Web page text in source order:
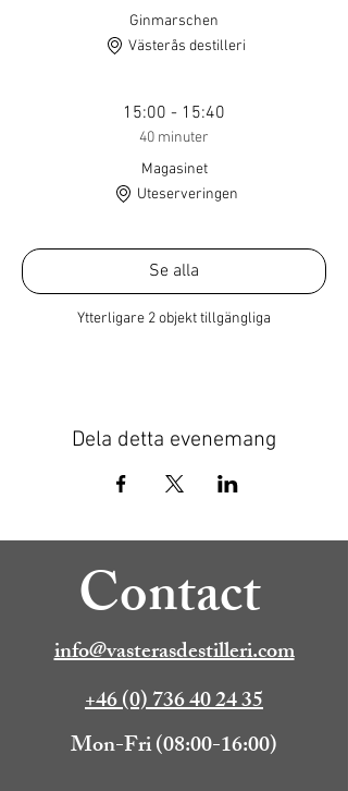
Ginmarschen
Västerås destilleri
15:00 - 15:40
40 minuter
Magasinet
Uteserveringen
Ytterligare 2 objekt tillgängliga
Se alla
Dela detta evenemang
Contact
info@vasterasdestilleri.com
+46 (0) 736 40 24 35
Mon-Fri (08:00-16:00)